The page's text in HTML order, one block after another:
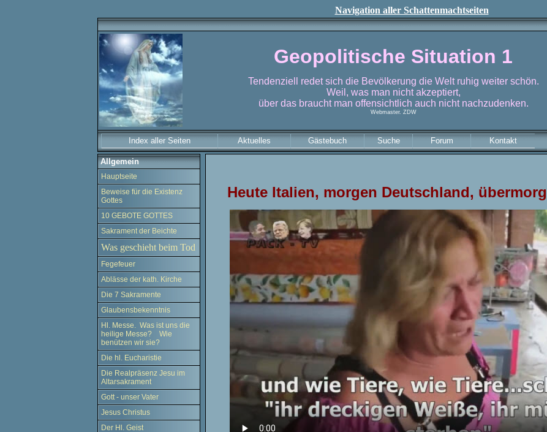
Navigation aller Schattenmachtseiten
Geopolitische Situation 1
Tendenziell redet sich die Bevölkerung die Welt ruhig weiter schön.
Weil, was man nicht akzeptiert,
über das braucht man offensichtlich auch nicht nachzudenken.
Webmaster. ZDW
Index aller Seiten Aktuelles Gästebuch Suche Forum Kontakt
Allgemein
Hauptseite
Beweise für die Existenz
Gottes
10 GEBOTE GOTTES
Sakrament der Beichte
Was geschieht beim Tod
Fegefeuer
Ablässe der kath. Kirche
Die 7 Sakramente
Glaubensbekenntnis
Hl. Messe. Was ist uns die
heilige Messe? Wie
benützen wir sie?
Die hl. Eucharistie
Die Realpräsenz Jesu im
Altarsakrament
Gott - unser Vater
Jesus Christus
Der Hl. Geist
Heute Italien, morgen Deutschland,